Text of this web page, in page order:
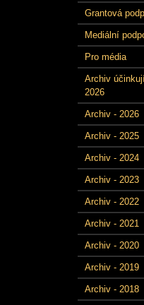
Grantová
Mediální
Pro média
Archiv
2026
Archiv - 2026
Archiv - 2025
Archiv - 2024
Archiv - 2023
Archiv - 2022
Archiv - 2021
Archiv - 2020
Archiv - 2019
Archiv - 2018